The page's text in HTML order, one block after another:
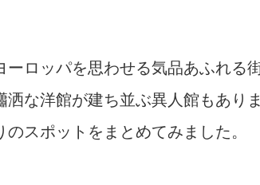
ロッパを思わせる気品あふれ
な洋館が建ち並ぶ異人館もあ
スポットをまとめてみました。